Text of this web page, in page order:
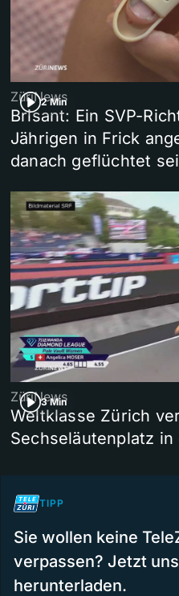
2 Min
ZüriNews
Brisant: Ein SVP-
Jährigen in Frick
danach geflüchtet
3 Min
ZüriNews
Weltklasse Zürich
Sechseläutenplatz
TIPP
Sie wollen keine
verpassen? Jetzt
herunterladen.